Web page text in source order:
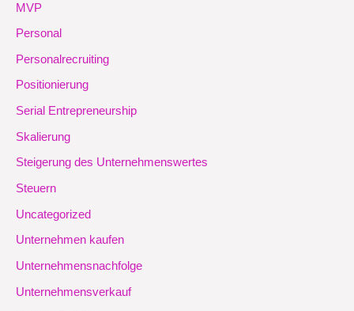
MVP
Personal
Personalrecruiting
Positionierung
Serial Entrepreneurship
Skalierung
Steigerung des Unternehmenswertes
Steuern
Uncategorized
Unternehmen kaufen
Unternehmensnachfolge
Unternehmensverkauf